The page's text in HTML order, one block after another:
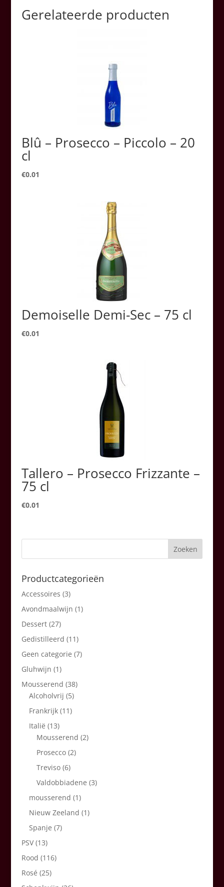
Gerelateerde producten
Blû – Prosecco – Piccolo – 20
cl
€0.01
Demoiselle Demi-Sec – 75 cl
€0.01
Tallero – Prosecco Frizzante –
75 cl
€0.01
Productcategorieën
Accessoires (3)
Avondmaalwijn (1)
Dessert (27)
Gedistilleerd (11)
Geen categorie (7)
Gluhwijn (1)
Mousserend (38)
Alcoholvrij (5)
Frankrijk (11)
Italië (13)
Mousserend (2)
Prosecco (2)
Treviso (6)
Valdobbiadene (3)
mousserend (1)
Nieuw Zeeland (1)
Spanje (7)
PSV (13)
Rood (116)
Rosé (25)